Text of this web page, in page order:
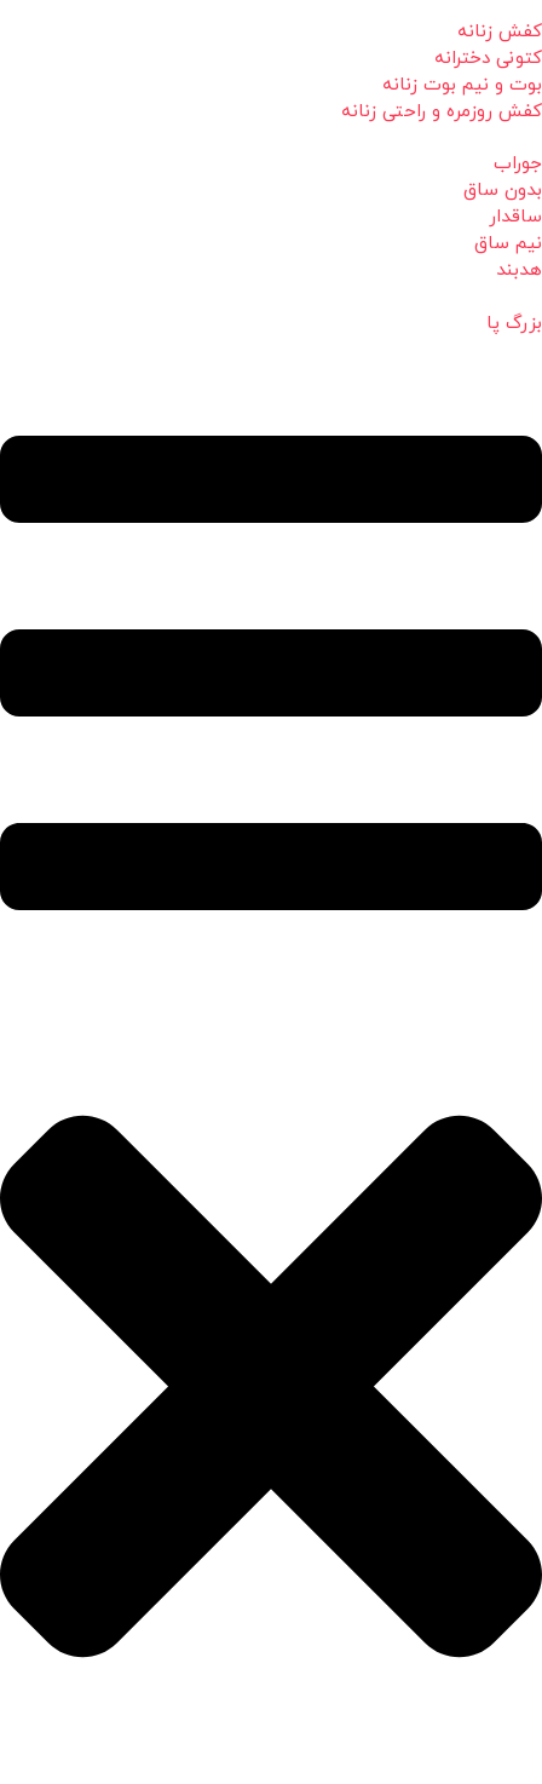
کفش زنانه
کتونی دخترانه
بوت و نیم بوت زنانه
کفش روزمره و راحتی زنانه
جوراب
بدون ساق
ساقدار
نیم ساق
هدبند
بزرگ پا